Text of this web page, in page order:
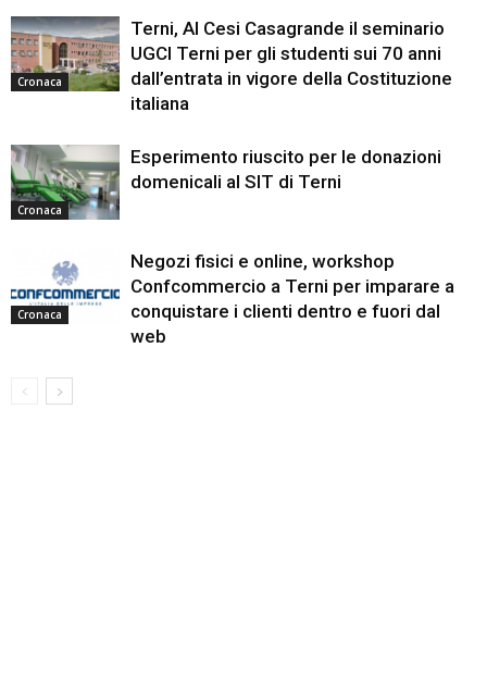
Cronaca
Terni, Al Cesi Casagrande il seminario
UGCI Terni per gli studenti sui 70 anni
dall’entrata in vigore della Costituzione
italiana
Cronaca
Esperimento riuscito per le donazioni
domenicali al SIT di Terni
Cronaca
Negozi fisici e online, workshop
Confcommercio a Terni per imparare a
conquistare i clienti dentro e fuori dal
web